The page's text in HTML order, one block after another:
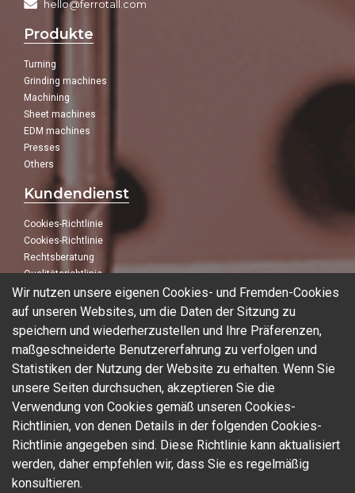
hello@ferrotall.com
Produkte
Turning
Grinding machines
Machining
Sheet machines
EDM machines
Presses
Others
Kundendienst
Cookies-Richtlinie
Cookies-Richtlinie
Rechtsberatung
Qualitätsrichtlinie
Folge uns
In unseren sozialen Netzwerken:
Blog
Wir nutzen unsere eigenen Cookies- und Fremden-Cookies
auf unseren Websites, um die Daten der Sitzung zu
speichern und wiederherzustellen und Ihre Präferenzen,
maßgeschneiderte Benutzererfahrung zu verfolgen und
Statistiken der Nutzung der Website zu erhalten. Wenn Sie
unsere Seiten durchsuchen, akzeptieren Sie die
Verwendung von Cookies gemäß unseren Cookies-
Richtlinien, von denen Details in der folgenden Cookies-
Richtlinie angegeben sind. Diese Richtlinie kann aktualisiert
werden, daher empfehlen wir, dass Sie es regelmäßig
konsultieren.